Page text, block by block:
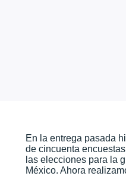
En la entrega pasada
de cincuenta
las elecciones para la
México. Ahora